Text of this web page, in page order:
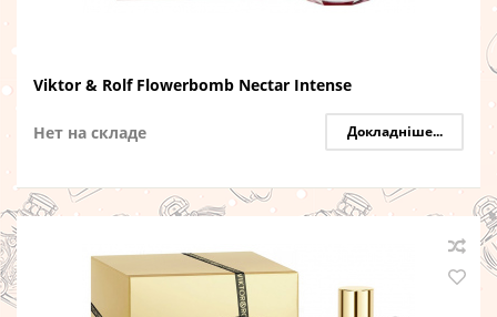
Viktor & Rolf Flowerbomb Nectar Intense
Нет на складе Докладніше...